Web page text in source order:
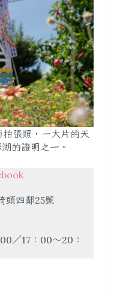
張照，一大片的天
的證明之一。
頭四鄰25號
／17：00～20：